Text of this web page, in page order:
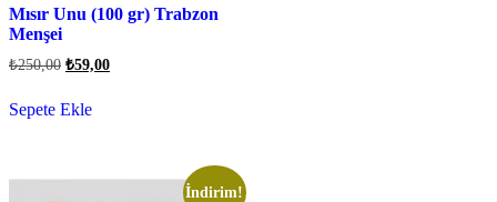
Mısır Unu (100 gr) Trabzon
Menşei
₺250,00 ₺59,00
Sepete Ekle
İndirim!